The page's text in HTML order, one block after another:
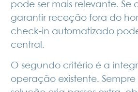
pode ser mais relevante. Se
garantir receção fora do
check-in automatizado
central.
O segundo critério é a
operação existente.